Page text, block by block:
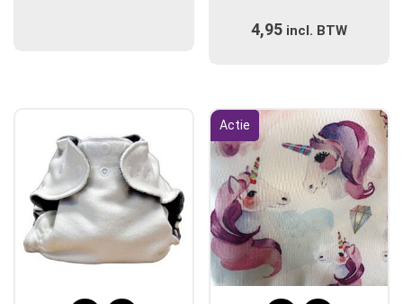
4,95 incl. BTW
Actie